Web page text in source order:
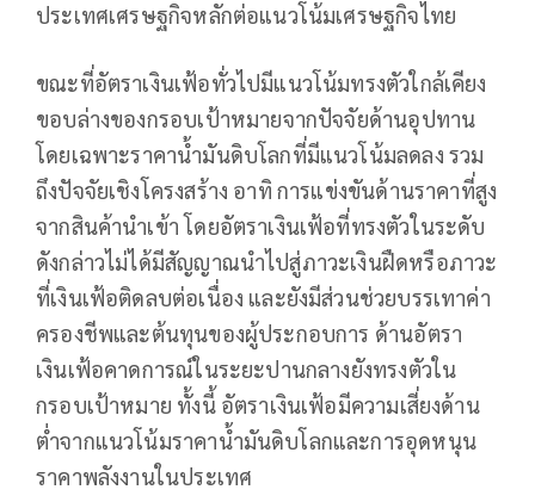
ประเทศเศรษฐกิจหลักต่อแนวโน้มเศรษฐกิจไทย
ขณะที่อัตราเงินเฟ้อทั่วไปมีแนวโน้มทรงตัวใกล้เคียง
ขอบล่างของกรอบเป้าหมายจากปัจจัยด้านอุปทาน
โดยเฉพาะราคาน้ำมันดิบโลกที่มีแนวโน้มลดลง รวม
ถึงปัจจัยเชิงโครงสร้าง อาทิ การแข่งขันด้านราคาที่สูง
จากสินค้านำเข้า โดยอัตราเงินเฟ้อที่ทรงตัวในระดับ
ดังกล่าวไม่ได้มีสัญญาณนำไปสู่ภาวะเงินฝืดหรือภาวะ
ที่เงินเฟ้อติดลบต่อเนื่อง และยังมีส่วนช่วยบรรเทาค่า
ครองชีพและต้นทุนของผู้ประกอบการ ด้านอัตรา
เงินเฟ้อคาดการณ์ในระยะปานกลางยังทรงตัวใน
กรอบเป้าหมาย ทั้งนี้ อัตราเงินเฟ้อมีความเสี่ยงด้าน
ต่ำจากแนวโน้มราคาน้ำมันดิบโลกและการอุดหนุน
ราคาพลังงานในประเทศ